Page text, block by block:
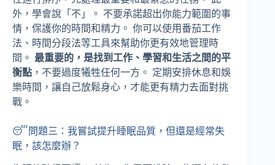
外，學會說「不」。 不要承諾超出你能力範圍的事
情，保護你的時間和精力。 你可以使用番茄工作
法、時間分段法等工具來幫助你更有效地管理時
間。 最重要的，是找到工作、學習和生活之間的平
衡點 ，不要過度犧牲任何一方。 定期安排休息和娛
樂時間，讓自己放鬆身心，才能更有精力去面對挑
戰。
😴問題三：我嘗試提升睡眠品質，但還是經常失
眠，該怎麼辦？